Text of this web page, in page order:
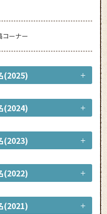
コーナー
(2025)
(2024)
(2023)
(2022)
(2021)